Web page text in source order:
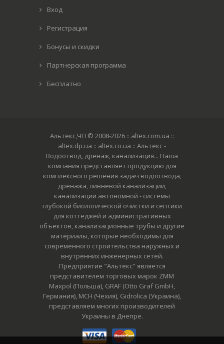
Вход
Регистрация
Бонусы и скидки
Партнерская программа
Бесплатно
Альтекс,ЧП © 2008-2026 :: altex.com.ua ::
altex.dp.ua :: altex.co.ua :: Альтекс -
Водоотвод, дренаж, канализация... Наша
компания представляет продукцию для
комплексного решения задач водоотвода,
дренажа, ливневой канализации,
канализации автономной - системы
глубокой биологической очистки и септики
для коттеджей и административных
объектов, канализационные трубы и другие
материалы, которые необходимы для
современного строительства наружных и
внутренних инженерных сетей.
Предприятие "Альтекс" является
представителем торговых марок ZMM
Maxpol (Польша), GRAF (Otto Graf GmbH,
Германия), MCH (Чехия), Gidrolica (Украина),
представляем многих производителей
Украины в Днепре.